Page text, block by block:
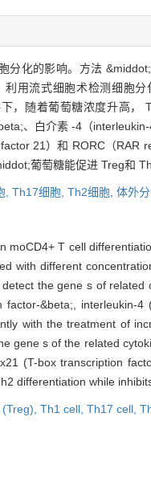
分化的影响。方法
用流式细胞术检测细胞
，随着葡萄糖浓度升高
、白介素 -4（
21）和 RORC（
葡萄糖能促进 Treg和
, Th17细胞, Th2细胞, 体外
moCD4+ T cell
with different
the gene s of
&beta;, interleukin-
with the treatment of
gene s of the related
(T-box transcription
differentiation while
Th1 cell, Th17 cell,